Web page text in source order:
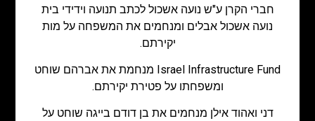
חברי הקרן ע"ש נועה אשכול לכתב תנועה וידידי בית
נועה אשכול אבלים ומנחמים את המשפחה על מות
יקירתם.
Israel Infrastructure Fund מנחמת את אברהם שוחט
ומשפחתו על פטירת יקירתם.
דני ואהוד אילן מנחמים את בן דודם בייגה שוחט על